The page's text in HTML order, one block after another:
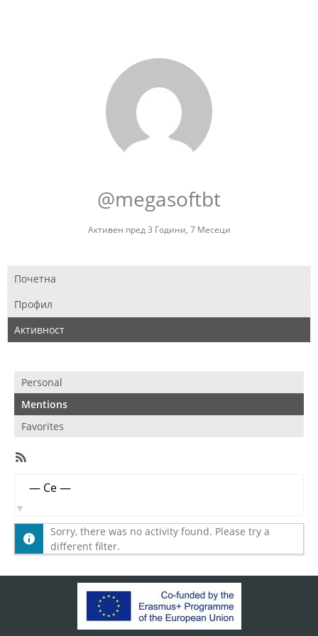
@megasoftbt
Активен пред 3 Години, 7 Месеци
Почетна
Профил
Активност
Personal
Mentions
Favorites
Member
Activities
Show:
Sorry, there was no activity found. Please try a
different filter.